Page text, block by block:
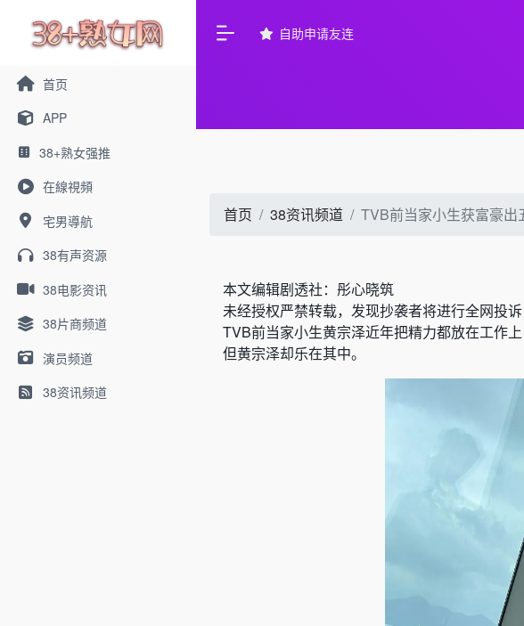
首页
APP
38+熟女强推
在線視頻
宅男導航
38有声资源
38电影资讯
38片商频道
演员频道
38资讯频道
自助申请友连
首页 38资讯频道 TVB前当家小生获富豪
本文编辑剧透社：彤心晓筑
未经授权严禁转载，发现抄袭者将进行全网投诉
TVB前当家小生黄宗泽近年把精力都放在工作
但黄宗泽却乐在其中。